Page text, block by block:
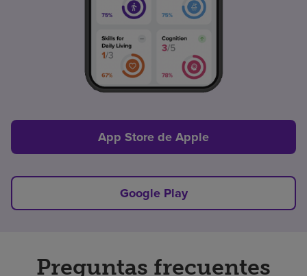
App Store de Apple
Google Play
Preguntas frecuentes